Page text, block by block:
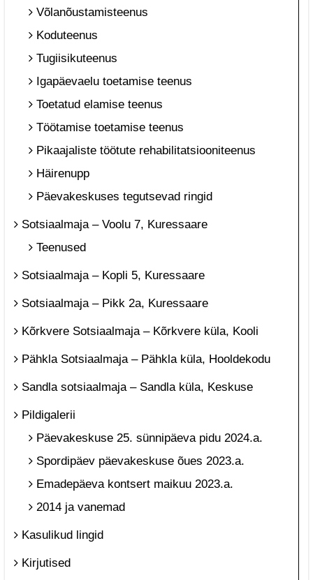
Võlanõustamisteenus
Koduteenus
Tugiisikuteenus
Igapäevaelu toetamise teenus
Toetatud elamise teenus
Töötamise toetamise teenus
Pikaajaliste töötute rehabilitatsiooniteenus
Häirenupp
Päevakeskuses tegutsevad ringid
Sotsiaalmaja – Voolu 7, Kuressaare
Teenused
Sotsiaalmaja – Kopli 5, Kuressaare
Sotsiaalmaja – Pikk 2a, Kuressaare
Kõrkvere Sotsiaalmaja – Kõrkvere küla, Kooli
Pähkla Sotsiaalmaja – Pähkla küla, Hooldekodu
Sandla sotsiaalmaja – Sandla küla, Keskuse
Pildigalerii
Päevakeskuse 25. sünnipäeva pidu 2024.a.
Spordipäev päevakeskuse õues 2023.a.
Emadepäeva kontsert maikuu 2023.a.
2014 ja vanemad
Kasulikud lingid
Kirjutised